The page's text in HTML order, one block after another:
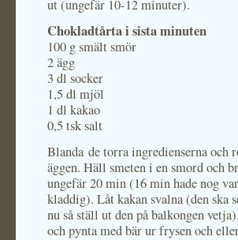
ut (ungefär 10-12 minuter).
Chokladtårta i sista minuten
100 g smält smör
2 ägg
3 dl socker
1,5 dl mjöl
1 dl kakao
0,5 tsk salt
Blanda de torra ingredienserna och
äggen. Häll smeten i en smord och
ungefär 20 min (16 min hade nog
kladdig). Låt kakan svalna (den ska
nu så ställ ut den på balkongen
och pynta med bär ur frysen och